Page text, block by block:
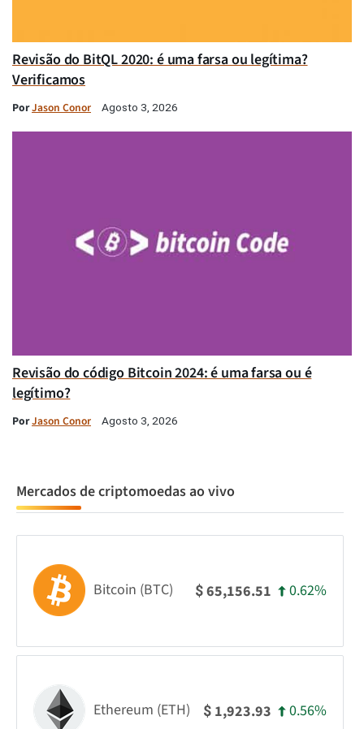
Revisão do BitQL 2020: é uma farsa ou legítima?
Verificamos
PorJason Conor Agosto 3, 2026
Revisão do código Bitcoin 2024: é uma farsa ou é
legítimo?
PorJason Conor Agosto 3, 2026
Mercados de criptomoedas ao vivo
Bitcoin (BTC) $65,156.51 0.62%
Ethereum (ETH) $ 1,923.93 0.56%